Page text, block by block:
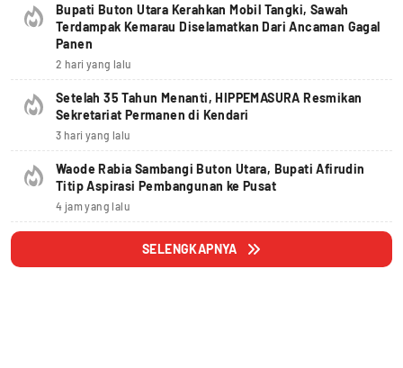
Bupati Buton Utara Kerahkan Mobil Tangki, Sawah
Terdampak Kemarau Diselamatkan Dari Ancaman Gagal
Panen
2 hari yang lalu
Setelah 35 Tahun Menanti, HIPPEMASURA Resmikan
Sekretariat Permanen di Kendari
3 hari yang lalu
Waode Rabia Sambangi Buton Utara, Bupati Afirudin
Titip Aspirasi Pembangunan ke Pusat
4 jam yang lalu
SELENGKAPNYA